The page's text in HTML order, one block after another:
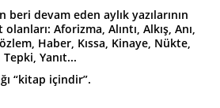
beri devam eden aylık yazılarının
Aforizma, Alıntı, Alkış, Anı,
Haber, Kıssa, Kinaye, Nükte,
Yanıt...
“kitap içindir”.